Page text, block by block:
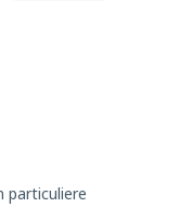
particuliere